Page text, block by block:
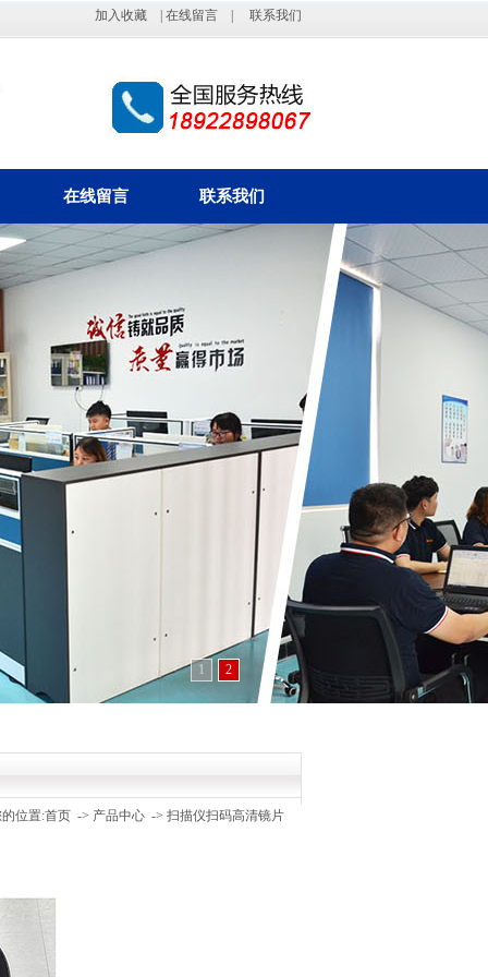
加入收藏 在线留言 联系我们
在线留言 联系我们
1 2
位置:首页 -> 产品中心 -> 扫描仪扫码高清镜片